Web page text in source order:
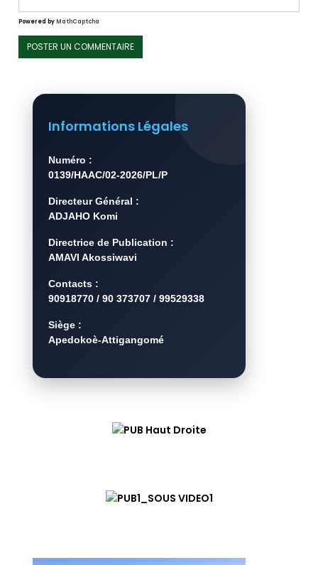
Powered byMathCaptcha
Informations Légales
Numéro :
0139/HAAC/02-2026/PL/P
Directeur Général :
ADJAHO Komi
Directrice de Publication :
AMAVI Akossiwavi
Contacts :
90918770 / 90 373707 / 99529338
Siège :
Apedokoè-Attigangomé